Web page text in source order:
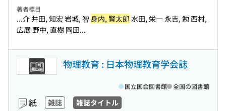
著者標目
...介 井田, 知宏 岩城, 智身内, 賢太郎水田, 栄一 永吉, 勉 西村,
広展 野中, 直樹 岡田...
物理教育 : 日本物理教育学会誌
紙 雑誌 雑誌タイトル
国立国会図書館 全国の図書館